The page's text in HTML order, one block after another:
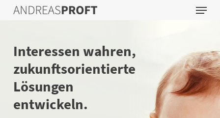
Menu
Interessen wahren,
zukunftsorientierte
Lösungen
entwickeln.